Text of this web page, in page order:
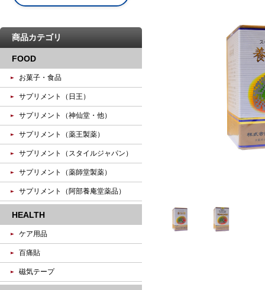
商品カテゴリ
FOOD
お菓子・食品
サプリメント（日王）
サプリメント（神仙堂・他）
サプリメント（薬王製薬）
サプリメント（スタイルジャパン）
サプリメント（薬師堂製薬）
サプリメント（阿部養庵堂薬品）
HEALTH
ケア用品
百痛貼
磁気テープ